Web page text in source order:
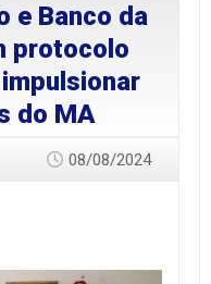
e Banco da
protocolo
do MA
08/08/2024